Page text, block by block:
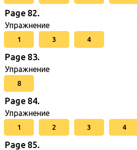
Page 82.
Упражнение
1 3 4
Page 83.
Упражнение
8
Page 84.
Упражнение
1 2 3 4
Page 85.